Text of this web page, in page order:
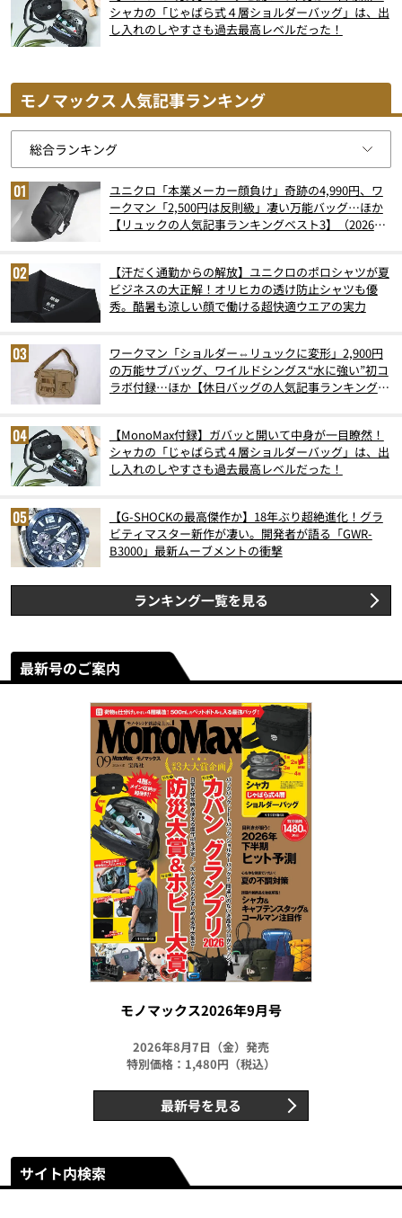
シャカの「じゃばら式４層ショルダーバッグ」は、出
し入れのしやすさも過去最高レベルだった！
モノマックス 人気記事ランキング
ユニクロ「本業メーカー顔負け」奇跡の4,990円、ワ
ークマン「2,500円は反則級」凄い万能バッグ…ほか
【リュックの人気記事ランキングベスト3】（2026年
【汗だく通勤からの解放】ユニクロのポロシャツが夏
ビジネスの大正解！オリヒカの透け防止シャツも優
秀。酷暑も涼しい顔で働ける超快適ウエアの実力
ワークマン「ショルダー⇔リュックに変形」2,900円
の万能サブバッグ、ワイルドシングス“水に強い”初コ
ラボ付録…ほか【休日バッグの人気記事ランキングベ
【MonoMax付録】ガバッと開いて中身が一目瞭然！
シャカの「じゃばら式４層ショルダーバッグ」は、出
し入れのしやすさも過去最高レベルだった！
【G-SHOCKの最高傑作か】18年ぶり超絶進化！グラ
ビティマスター新作が凄い。開発者が語る「GWR-
B3000」最新ムーブメントの衝撃
ランキング一覧を見る
最新号のご案内
モノマックス2026年9月号
2026年8月7日（金）発売
特別価格：1,480円（税込）
最新号を見る
サイト内検索